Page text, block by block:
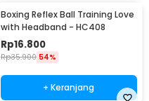
Boxing Reflex Ball Training Love
with Headband - HC408
Rp16.800
Rp35.900 54%
+ Keranjang